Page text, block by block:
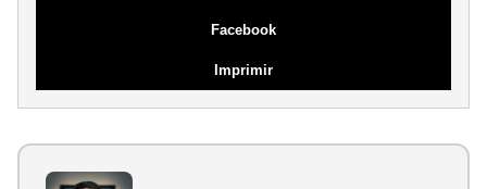
Facebook
Imprimir